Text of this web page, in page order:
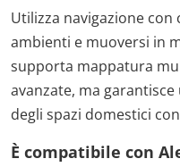
Utilizza navigazione
ambienti e muoversi in
supporta mappatura
avanzate, ma
degli spazi domestici
È compatibile con